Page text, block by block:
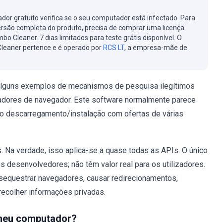
gratuito verifica se o seu computador está infectado. Para
completa do produto, precisa de comprar uma licença
Cleaner. 7 dias limitados para teste grátis disponível. O
pertence e é operado por RCS LT, a empresa-mãe de
exemplos de mecanismos de pesquisa ilegítimos
de navegador. Este software normalmente parece
descarregamento/instalação com ofertas de várias
verdade, isso aplica-se a quase todas as APIs. O único
desenvolvedores; não têm valor real para os utilizadores.
navegadores, causar redirecionamentos,
informações privadas.
computador?